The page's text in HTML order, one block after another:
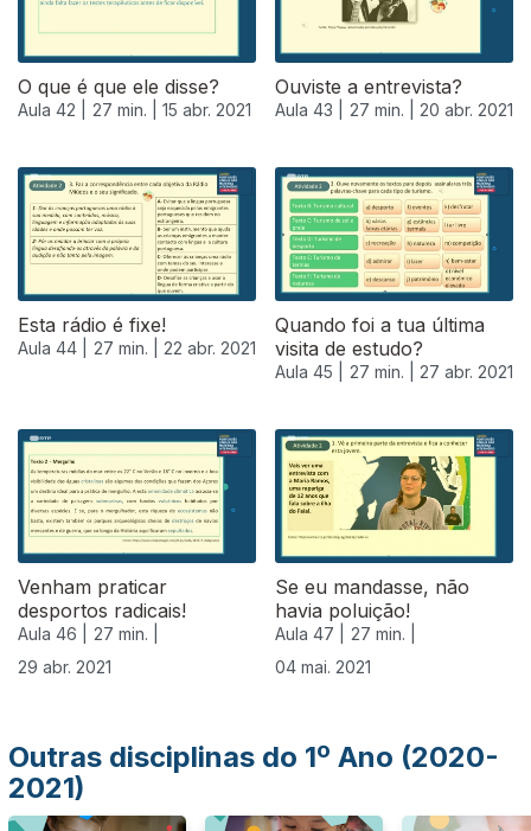
O que é que ele disse?
Aula 42 | 27 min. | 15 abr. 2021
Ouviste a entrevista?
Aula 43 | 27 min. | 20 abr. 2021
Esta rádio é fixe!
Aula 44 | 27 min. | 22 abr. 2021
Quando foi a tua última
visita de estudo?
Aula 45 | 27 min. | 27 abr. 2021
Venham praticar
desportos radicais!
Aula 46 |
27 min. |
29 abr. 2021
Se eu mandasse, não
havia poluição!
Aula 47 |
27 min. |
04 mai. 2021
541371
Outras disciplinas do 1º Ano (2020-
2021)